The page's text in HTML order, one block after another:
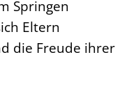
Springen
Eltern
die Freude ihrer